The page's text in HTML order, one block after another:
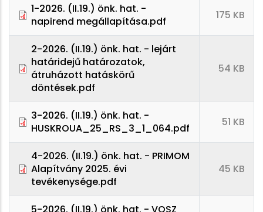
1-2026. (II.19.) önk. hat. -
napirend megállapítása.pdf
175 KB
2-2026. (II.19.) önk. hat. - lejárt
határidejű határozatok,
átruházott hatáskörű
döntések.pdf
54 KB
3-2026. (II.19.) önk. hat. -
HUSKROUA_25_RS_3_1_064.pdf
51 KB
4-2026. (II.19.) önk. hat. - PRIMOM
Alapítvány 2025. évi
tevékenysége.pdf
45 KB